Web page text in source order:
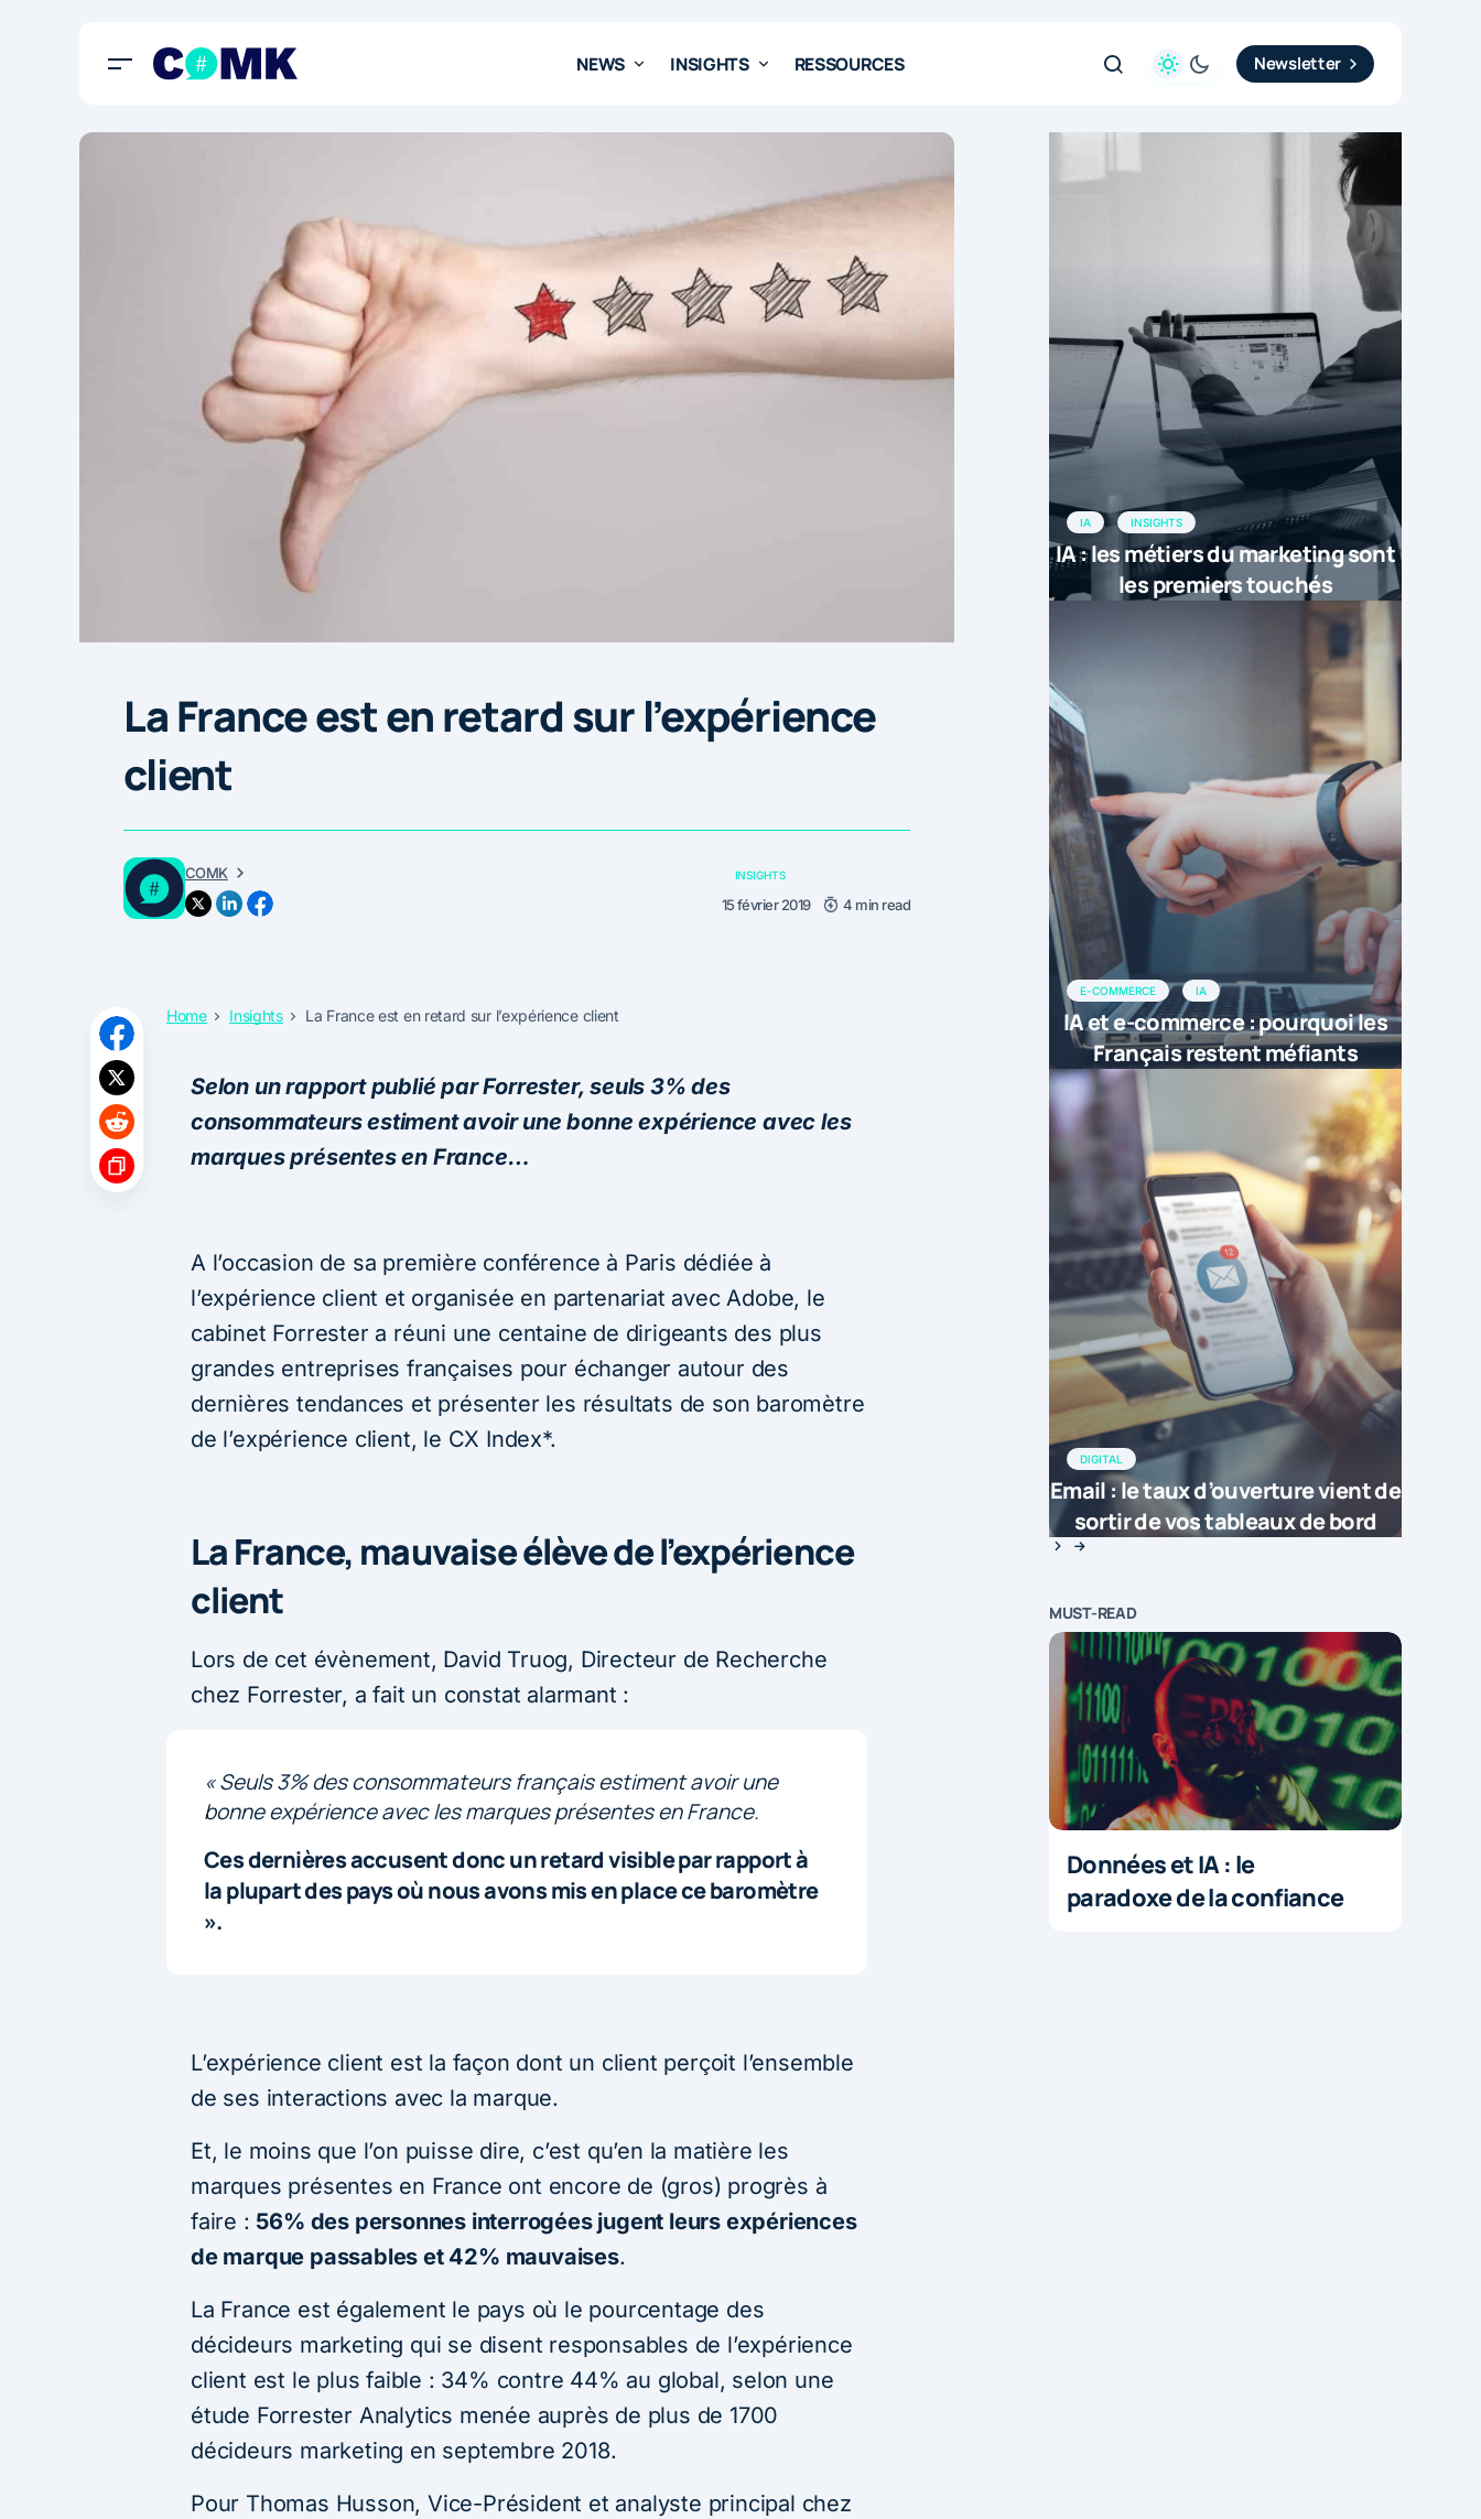
NEWS INSIGHTS RESSOURCES Newsletter
La France est en retard sur l’expérience
client
COMK INSIGHTS
15 février 2019 4 min read
Home Insights La France est en retard sur l’expérience client
Selon un rapport publié par Forrester, seuls 3% des
consommateurs estiment avoir une bonne expérience avec les
marques présentes en France…
A l’occasion de sa première conférence à Paris dédiée à
l’expérience client et organisée en partenariat avec Adobe, le
cabinet Forrester a réuni une centaine de dirigeants des plus
grandes entreprises françaises pour échanger autour des
dernières tendances et présenter les résultats de son baromètre
de l’expérience client, le CX Index*.
La France, mauvaise élève de l’expérience
client
Lors de cet évènement, David Truog, Directeur de Recherche
chez Forrester, a fait un constat alarmant :
« Seuls 3% des consommateurs français estiment avoir une
bonne expérience avec les marques présentes en France.
Ces dernières accusent donc un retard visible par rapport à
la plupart des pays où nous avons mis en place ce baromètre
».
L’expérience client est la façon dont un client perçoit l’ensemble
de ses interactions avec la marque.
Et, le moins que l’on puisse dire, c’est qu’en la matière les
marques présentes en France ont encore de (gros) progrès à
faire : 56% des personnes interrogées jugent leurs expériences
de marque passables et 42% mauvaises.
La France est également le pays où le pourcentage des
décideurs marketing qui se disent responsables de l’expérience
client est le plus faible : 34% contre 44% au global, selon une
étude Forrester Analytics menée auprès de plus de 1700
décideurs marketing en septembre 2018.
Pour Thomas Husson, Vice-Président et analyste principal chez
IA INSIGHTS
IA : les métiers du marketing sont
les premiers touchés
E-COMMERCE IA
IA et e-commerce : pourquoi les
Français restent méfiants
DIGITAL
Email : le taux d’ouverture vient de
sortir de vos tableaux de bord
MUST-READ
Données et IA : le
paradoxe de la confiance